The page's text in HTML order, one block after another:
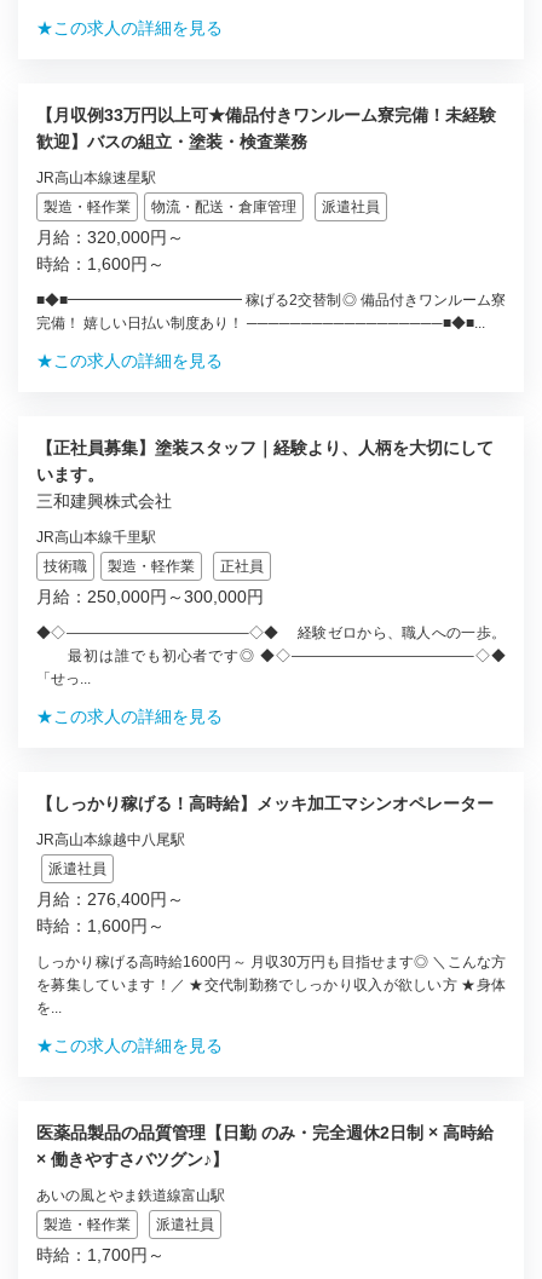
★この求人の詳細を見る
【月収例33万円以上可★備品付きワンルーム寮完備！未経験
歓迎】バスの組立・塗装・検査業務
JR高山本線速星駅
製造・軽作業
物流・配送・倉庫管理 派遣社員
月給：320,000円～
時給：1,600円～
■◆■━━━━━━━━━━━━ 稼げる2交替制◎ 備品付きワンルーム寮
完備！ 嬉しい日払い制度あり！ ──────────────────■◆■...
★この求人の詳細を見る
【正社員募集】塗装スタッフ｜経験より、人柄を大切にして
います。
三和建興株式会社
JR高山本線千里駅
技術職
製造・軽作業 正社員
月給：250,000円～300,000円
◆◇————————————–◇◆ 経験ゼロから、職人への一歩。
最初は誰でも初心者です◎ ◆◇————————————–◇◆
「せっ...
★この求人の詳細を見る
【しっかり稼げる！高時給】メッキ加工マシンオペレーター
JR高山本線越中八尾駅
派遣社員
月給：276,400円～
時給：1,600円～
しっかり稼げる高時給1600円～ 月収30万円も目指せます◎ ＼こんな方
を募集しています！／ ★交代制勤務でしっかり収入が欲しい方 ★身体
を...
★この求人の詳細を見る
医薬品製品の品質管理【日勤 のみ・完全週休2日制 × 高時給
× 働きやすさバツグン♪】
あいの風とやま鉄道線富山駅
製造・軽作業
派遣社員
時給：1,700円～